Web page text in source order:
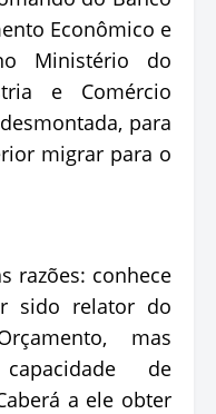
Econômico e
Ministério do
e Comércio
para
migrar para o
razões: conhece
sido relator do
mas
de
a ele obter